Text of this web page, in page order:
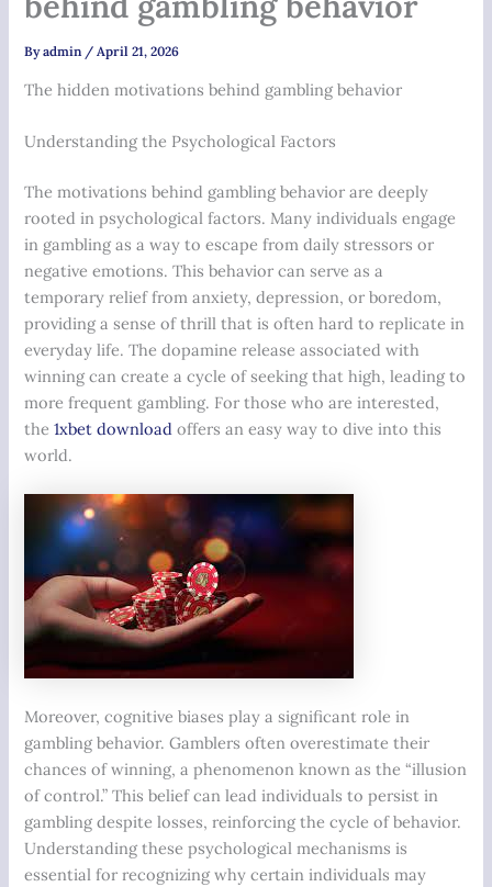
Byadmin /April 21, 2026
The hidden motivations behind gambling behavior
Understanding the Psychological Factors
The motivations behind gambling behavior are deeply
rooted in psychological factors. Many individuals engage
in gambling as a way to escape from daily stressors or
negative emotions. This behavior can serve as a
temporary relief from anxiety, depression, or boredom,
providing a sense of thrill that is often hard to replicate in
everyday life. The dopamine release associated with
winning can create a cycle of seeking that high, leading to
more frequent gambling. For those who are interested,
the1xbet download offers an easy way to dive into this
world.
Moreover, cognitive biases play a significant role in
gambling behavior. Gamblers often overestimate their
chances of winning, a phenomenon known as the “illusion
of control.” This belief can lead individuals to persist in
gambling despite losses, reinforcing the cycle of behavior.
Understanding these psychological mechanisms is
essential for recognizing why certain individuals may